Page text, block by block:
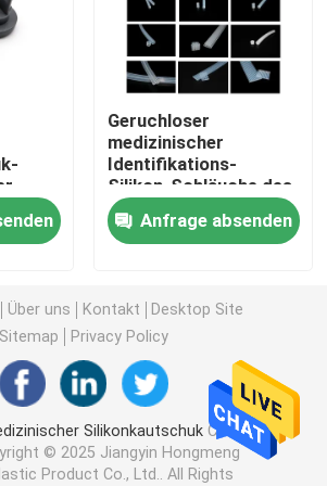
Zusätze
Rohr
Geruchloser
medizinischer
Identifikations-
Silikon-Schläuche des
Silikonkautschuk-
Rohr-2mm
Anfrage absenden
Über uns Kontakt
Desktop Site
Sitemap
Privacy Policy
SilikonkautschukChina
© 2025 Jiangyin Hongmeng
Product Co., Ltd.. All Rights